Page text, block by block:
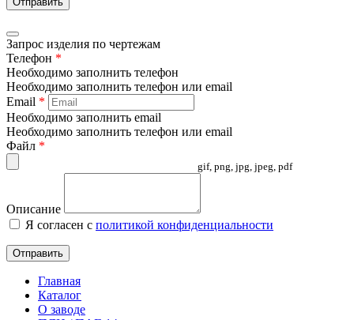
Запрос изделия по чертежам
Телефон *
Необходимо заполнить телефон
Необходимо заполнить телефон или email
Email *
Необходимо заполнить email
Необходимо заполнить телефон или email
Файл *
gif, png, jpg, jpeg, pdf
Описание
Я согласен с политикой конфиденциальности
Отправить
Главная
Каталог
О заводе